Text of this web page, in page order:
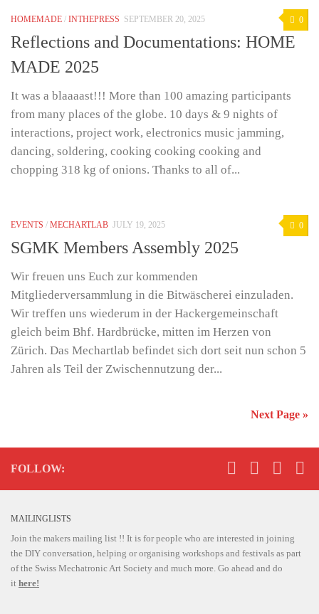
0
HOMEMADE / INTHEPRESS SEPTEMBER 20, 2025
Reflections and Documentations: HOME
MADE 2025
It was a blaaaast!!! More than 100 amazing participants
from many places of the globe. 10 days & 9 nights of
interactions, project work, electronics music jamming,
dancing, soldering, cooking cooking cooking and
chopping 318 kg of onions. Thanks to all of...
0
EVENTS / MECHARTLAB JULY 19, 2025
SGMK Members Assembly 2025
Wir freuen uns Euch zur kommenden
Mitgliederversammlung in die Bitwäscherei einzuladen.
Wir treffen uns wiederum in der Hackergemeinschaft
gleich beim Bhf. Hardbrücke, mitten im Herzen von
Zürich. Das Mechartlab befindet sich dort seit nun schon 5
Jahren als Teil der Zwischennutzung der...
Next Page »
FOLLOW:
MAILINGLISTS
Join the makers mailing list !! It is for people who are interested in joining
the DIY conversation, helping or organising workshops and festivals as part
of the Swiss Mechatronic Art Society and much more. Go ahead and do
it here!